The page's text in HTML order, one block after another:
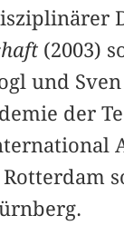
(2003)
und Sven
der